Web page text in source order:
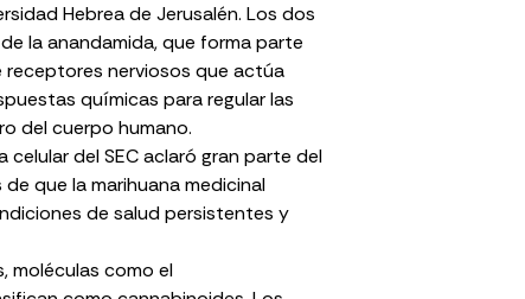
Hebrea de Jerusalén. Los dos
la anandamida, que forma parte
receptores nerviosos que actúa
químicas para regular las
del cuerpo humano.
del SEC aclaró gran parte del
que la marihuana medicinal
de salud persistentes y
moléculas como el